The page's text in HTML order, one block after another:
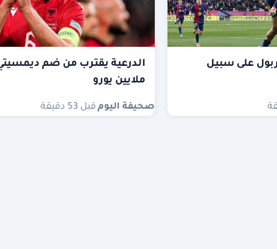
على سبيل
ملايين يورو
صحيفة اليوم· قبل 53 دقيقة